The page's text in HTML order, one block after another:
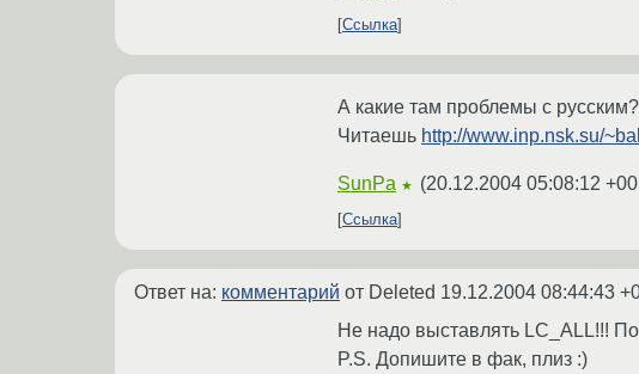
Ссылка
А какие там проблемы с русским?
Читаешь http://www.inp.nsk.su/
SunPa ★ (20.12.2004 05:08:12
Ссылка
Ответ на: комментарий от Deleted 19.12.2004 08:44:43
Не надо выставлять LC_ALL!!!
P.S. Допишите в фак, плиз :)